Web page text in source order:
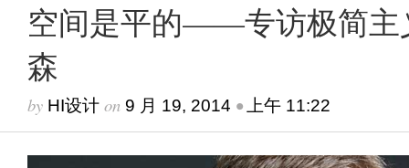
空间是平的——专访极简主
森
by HI设计 on 9 月 19, 2014 • 上午 11:22